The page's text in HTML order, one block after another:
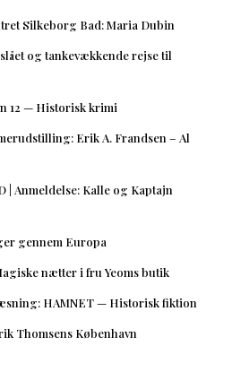
Silkeborg Bad: Maria Dubin
og tankevækkende rejse til
12 — Historisk krimi
Erik A. Frandsen – Al
| Anmeldelse: Kalle og Kaptajn
gennem Europa
nætter i fru Yeoms butik
HAMNET — Historisk fiktion
Thomsens København